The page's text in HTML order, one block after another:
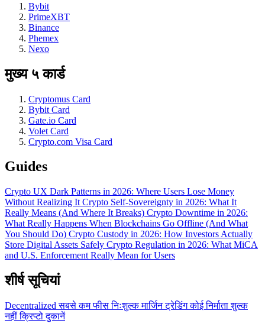
Bybit
PrimeXBT
Binance
Phemex
Nexo
मुख्य ५ कार्ड
Cryptomus Card
Bybit Card
Gate.io Card
Volet Card
Crypto.com Visa Card
Guides
Crypto UX Dark Patterns in 2026: Where Users Lose Money
Without Realizing It Crypto Self-Sovereignty in 2026: What It
Really Means (And Where It Breaks) Crypto Downtime in 2026:
What Really Happens When Blockchains Go Offline (And What
You Should Do) Crypto Custody in 2026: How Investors Actually
Store Digital Assets Safely Crypto Regulation in 2026: What MiCA
and U.S. Enforcement Really Mean for Users
शीर्ष सूचियां
Decentralizedसबसे कम फीसनिःशुल्कमार्जिन ट्रेडिंगकोई निर्माता शुल्क
नहींक्रिप्टो दुकानें